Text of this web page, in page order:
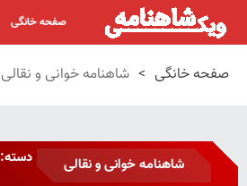
صفحه خانگی
صفحه خانگی > شاهنامه خوانی و نقالی
دسته: شاهنامه خوانی و نقالی